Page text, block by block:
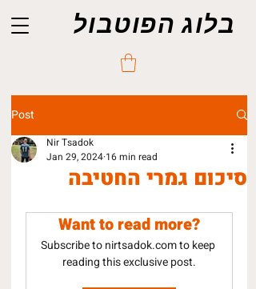
בלוג הפוטבול
Post
סיכום גמרי החטיבה
Nir Tsadok
Jan 29, 2024 16 min read
Want to read more?
Subscribe to nirtsadok.com to keep
reading this exclusive post.